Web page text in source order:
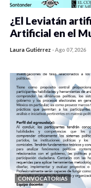
¿El Leviatán
Artificial en el
Laura Gutiérrez -Ago 07, 2026
CONVOCATORIAS